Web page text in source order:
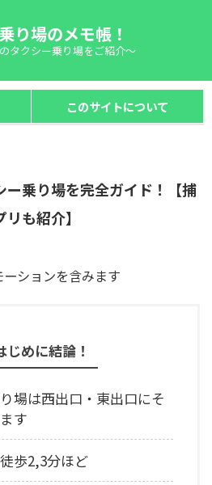
り場のメモ帳！
タクシー乗り場をご紹介～
このサイトについて
ー乗り場を完全ガイド！【捕
も紹介】
ションを含みます
じめに結論！
場は西出口・東出口にそ
す
歩2,3分ほど